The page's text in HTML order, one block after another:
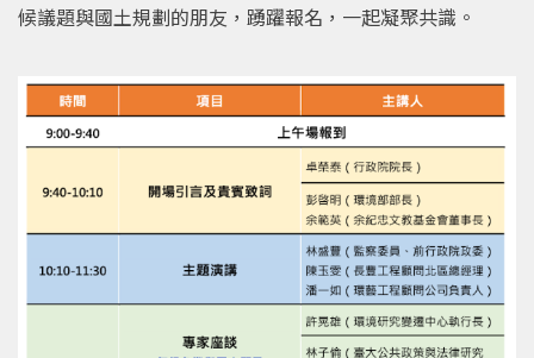
候議題與國土規劃的朋友，踴躍報名，一起凝聚共識。